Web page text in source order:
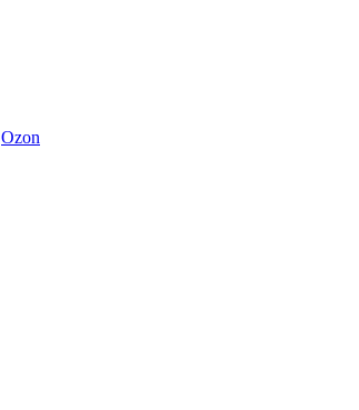
Ozon